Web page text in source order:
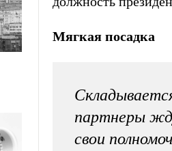
Мягкая посадка
партнеры
свои